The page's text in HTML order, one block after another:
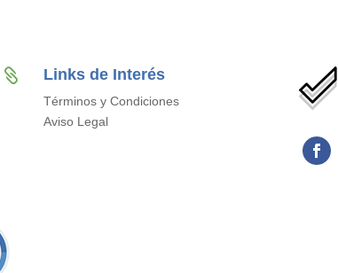
 Links de Interés
Términos y Condiciones
Aviso Legal